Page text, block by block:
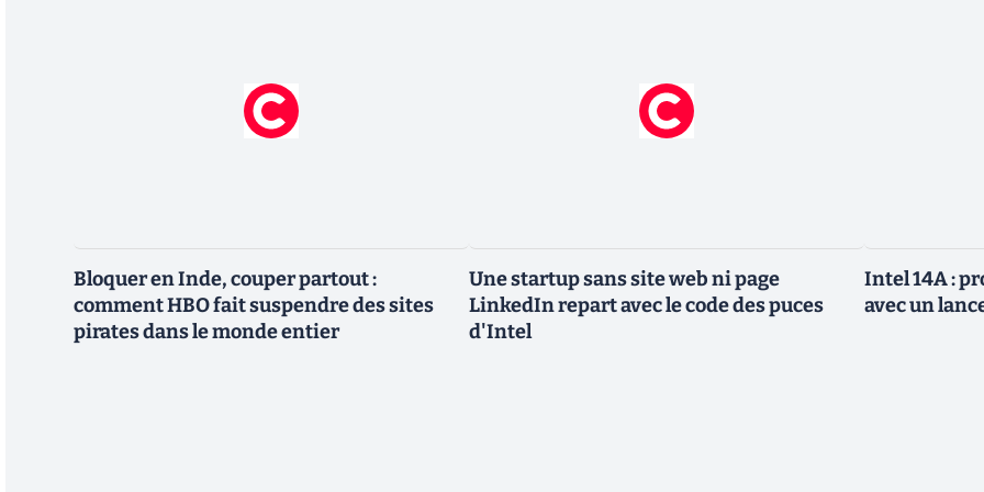
Bloquer en Inde, couper partout :
comment HBO fait suspendre des sites
pirates dans le monde entier
Une startup sans site web ni page
LinkedIn repart avec le code des puces
d'Intel
Intel 14A :
avec un